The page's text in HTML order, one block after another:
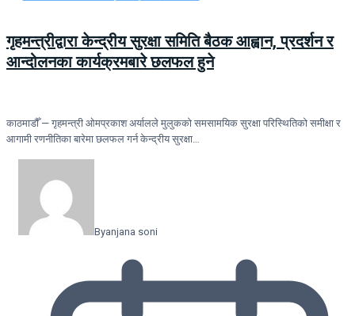
गृहमन्त्रीद्वारा केन्द्रीय सुरक्षा समिति बैठक आह्वान, प्रदर्शन र
आन्दोलनका कार्यक्रमबारे छलफल हुने
काठमाडौँ — गृहमन्त्री ओमप्रकाश अर्यालले मुलुकको समसामयिक सुरक्षा परिस्थितिको समीक्षा र
आगामी रणनीतिका बारेमा छलफल गर्न केन्द्रीय सुरक्षा…
Byanjana soni